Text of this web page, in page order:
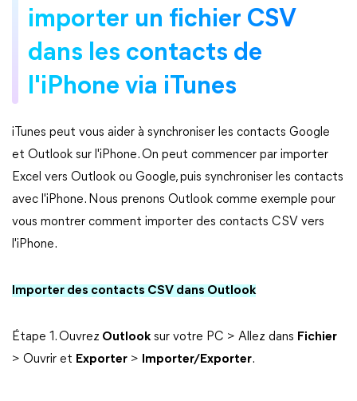
importer un fichier CSV
dans les contacts de
l'iPhone via iTunes
iTunes peut vous aider à synchroniser les contacts Google
et Outlook sur l'iPhone. On peut commencer par importer
Excel vers Outlook ou Google, puis synchroniser les contacts
avec l'iPhone. Nous prenons Outlook comme exemple pour
vous montrer comment importer des contacts CSV vers
l'iPhone.
Importer des contacts CSV dans Outlook
Étape 1. Ouvrez Outlook sur votre PC > Allez dans Fichier
> Ouvrir et Exporter > Importer/Exporter.